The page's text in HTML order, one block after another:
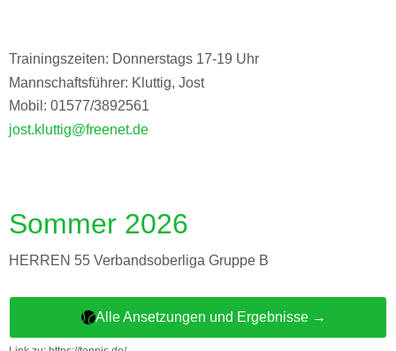
Trainingszeiten: Donnerstags 17-19 Uhr
Mannschaftsführer: Kluttig, Jost
Mobil: 01577/3892561
jost.kluttig@freenet.de
Sommer 2026
HERREN 55 Verbandsoberliga Gruppe B
Alle Ansetzungen und Ergebnisse →